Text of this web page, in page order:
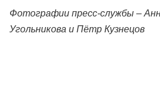
Фотографии пресс-службы –
Угольникова и Пётр Кузнецов